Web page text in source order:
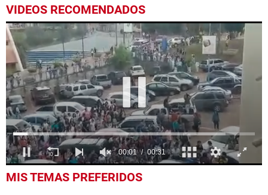
VIDEOS RECOMENDADOS
seconds
MIS TEMAS PREFERIDOS